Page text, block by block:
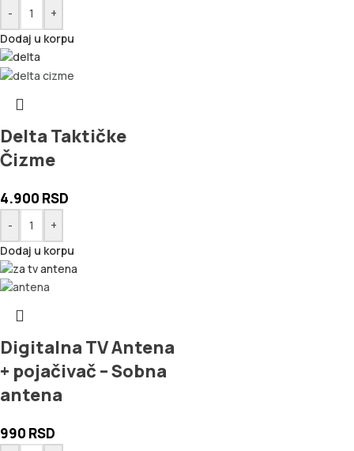
-
+
Dodaj u korpu
Delta Taktičke
Čizme
4.900 RSD
-
+
Dodaj u korpu
Digitalna TV Antena
+ pojačivač – Sobna
antena
990 RSD